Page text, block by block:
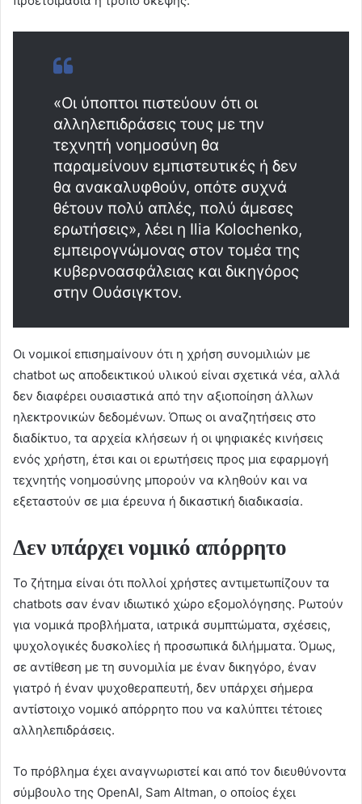
«Οι ύποπτοι πιστεύουν ότι οι
αλληλεπιδράσεις τους με την
τεχνητή νοημοσύνη θα
παραμείνουν εμπιστευτικές ή δεν
θα ανακαλυφθούν, οπότε συχνά
θέτουν πολύ απλές, πολύ άμεσες
ερωτήσεις», λέει η Ilia Kolochenko,
εμπειρογνώμονας στον τομέα της
κυβερνοασφάλειας και δικηγόρος
στην Ουάσιγκτον.
Οι νομικοί επισημαίνουν ότι η χρήση συνομιλιών με
chatbot ως αποδεικτικού υλικού είναι σχετικά νέα, αλλά
δεν διαφέρει ουσιαστικά από την αξιοποίηση άλλων
ηλεκτρονικών δεδομένων. Όπως οι αναζητήσεις στο
διαδίκτυο, τα αρχεία κλήσεων ή οι ψηφιακές κινήσεις
ενός χρήστη, έτσι και οι ερωτήσεις προς μια εφαρμογή
τεχνητής νοημοσύνης μπορούν να κληθούν και να
εξεταστούν σε μια έρευνα ή δικαστική διαδικασία.
Δεν υπάρχει νομικό απόρρητο
Το ζήτημα είναι ότι πολλοί χρήστες αντιμετωπίζουν τα
chatbots σαν έναν ιδιωτικό χώρο εξομολόγησης. Ρωτούν
για νομικά προβλήματα, ιατρικά συμπτώματα, σχέσεις,
ψυχολογικές δυσκολίες ή προσωπικά διλήμματα. Όμως,
σε αντίθεση με τη συνομιλία με έναν δικηγόρο, έναν
γιατρό ή έναν ψυχοθεραπευτή, δεν υπάρχει σήμερα
αντίστοιχο νομικό απόρρητο που να καλύπτει τέτοιες
αλληλεπιδράσεις.
Το πρόβλημα έχει αναγνωριστεί και από τον διευθύνοντα
σύμβουλο της OpenAI, Sam Altman, ο οποίος έχει